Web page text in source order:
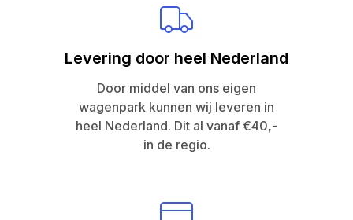
Levering door heel Nederland
Door middel van ons eigen
wagenpark kunnen wij leveren in
heel Nederland. Dit al vanaf €40,-
in de regio.